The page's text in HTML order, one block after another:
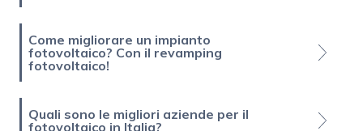
Come migliorare un impianto
fotovoltaico? Con il revamping
fotovoltaico!
Quali sono le migliori aziende per il
fotovoltaico in Italia?